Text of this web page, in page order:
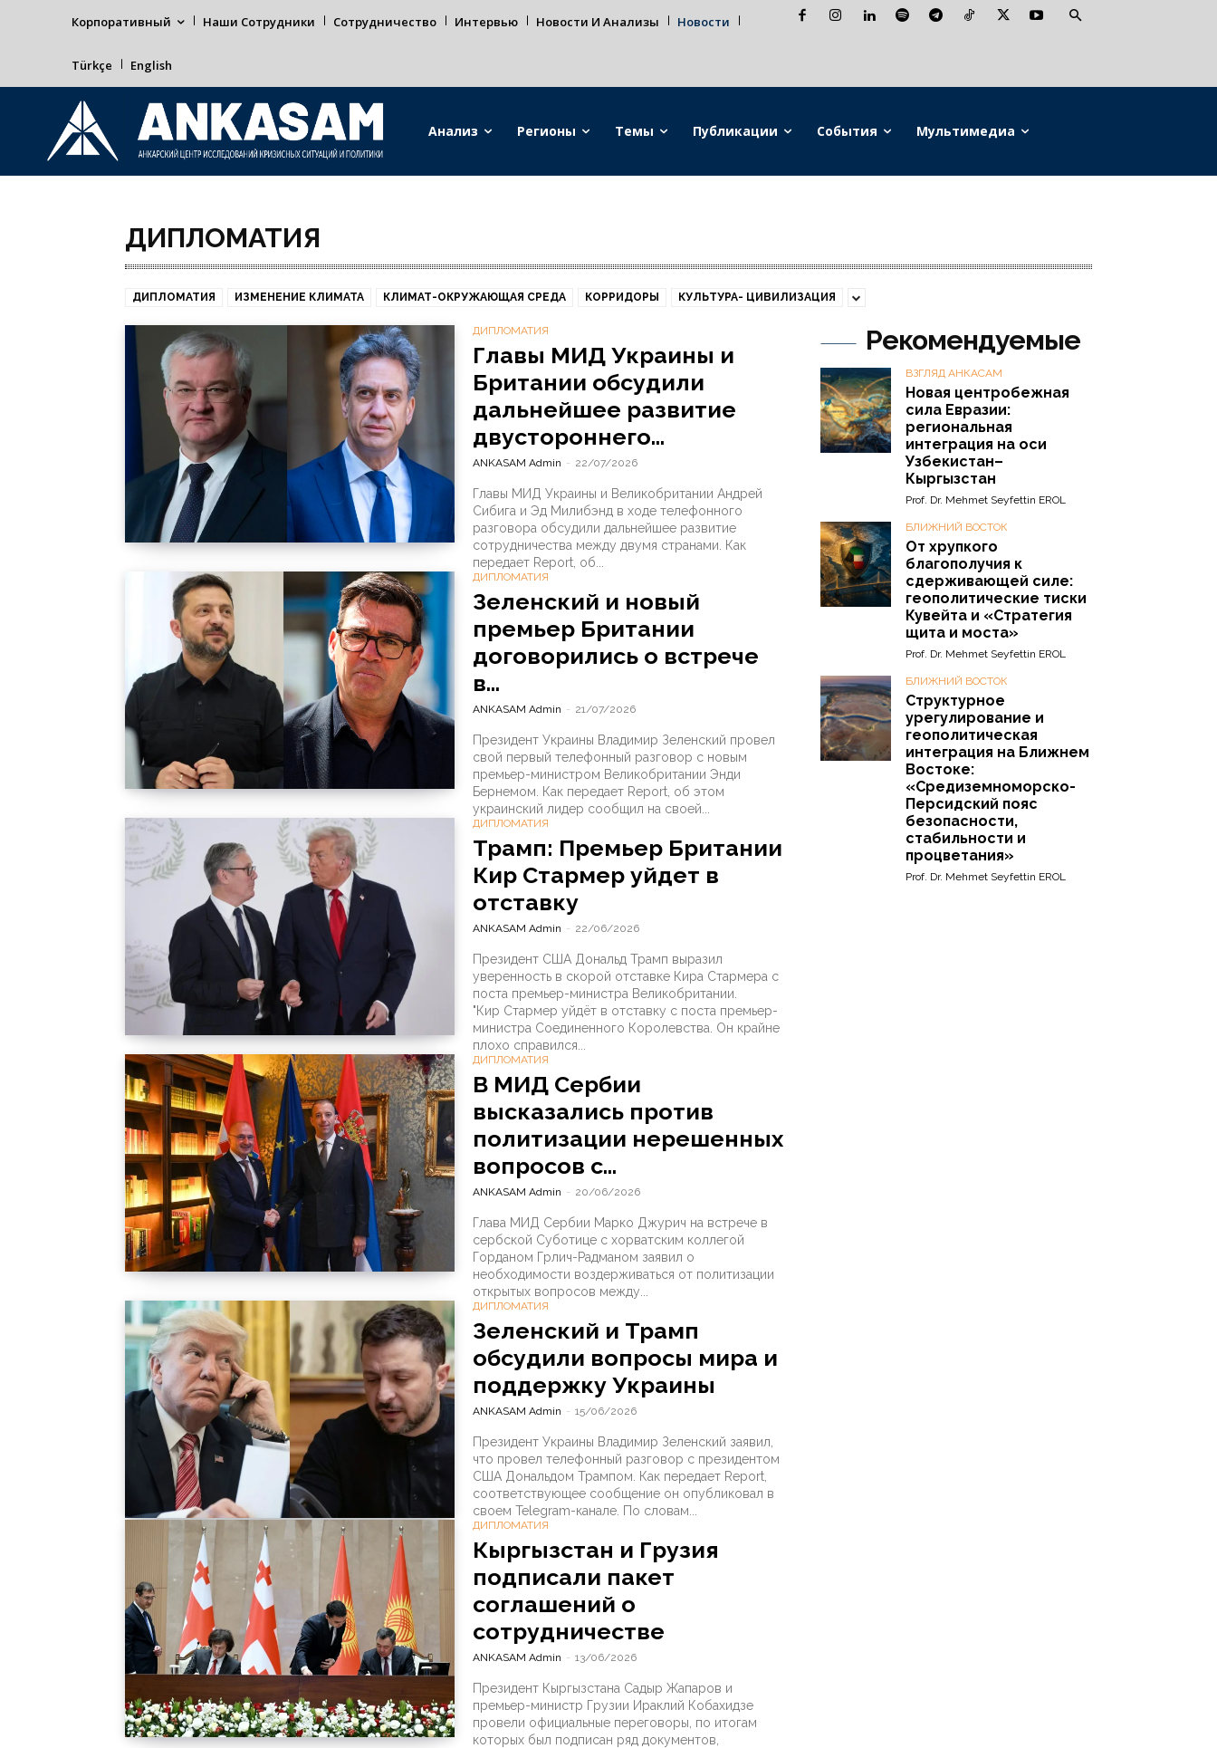
Корпоративный Наши Сотрудники Сотрудничество Интервью Новости И Анализы Новости
Türkçe English
Анализ Регионы Темы Публикации События Мультимедиа
ДИПЛОМАТИЯ
ДИПЛОМАТИЯ ИЗМЕНЕНИЕ КЛИМАТА КЛИМАТ-ОКРУЖАЮЩАЯ СРЕДА КОРРИДОРЫ КУЛЬТУРА- ЦИВИЛИЗАЦИЯ
ДИПЛОМАТИЯ
Главы МИД Украины и
Британии обсудили
дальнейшее развитие
двустороннего...
ANKASAM Admin - 22/07/2026
Главы МИД Украины и Великобритании Андрей
Сибига и Эд Милибэнд в ходе телефонного
разговора обсудили дальнейшее развитие
сотрудничества между двумя странами. Как
передает Report, об...
ДИПЛОМАТИЯ
Зеленский и новый
премьер Британии
договорились о встрече
в...
ANKASAM Admin - 21/07/2026
Президент Украины Владимир Зеленский провел
свой первый телефонный разговор с новым
премьер-министром Великобритании Энди
Бернемом. Как передает Report, об этом
украинский лидер сообщил на своей...
ДИПЛОМАТИЯ
Трамп: Премьер Британии
Кир Стармер уйдет в
отставку
ANKASAM Admin - 22/06/2026
Президент США Дональд Трамп выразил
уверенность в скорой отставке Кира Стармера с
поста премьер-министра Великобритании.
"Кир Стармер уйдёт в отставку с поста премьер-
министра Соединенного Королевства. Он крайне
плохо справился...
ДИПЛОМАТИЯ
В МИД Сербии
высказались против
политизации нерешенных
вопросов с...
ANKASAM Admin - 20/06/2026
Глава МИД Сербии Марко Джурич на встрече в
сербской Суботице с хорватским коллегой
Горданом Грлич-Радманом заявил о
необходимости воздерживаться от политизации
открытых вопросов между...
ДИПЛОМАТИЯ
Зеленский и Трамп
обсудили вопросы мира и
поддержку Украины
ANKASAM Admin - 15/06/2026
Президент Украины Владимир Зеленский заявил,
что провел телефонный разговор с президентом
США Дональдом Трампом. Как передает Report,
соответствующее сообщение он опубликовал в
своем Telegram-канале. По словам...
ДИПЛОМАТИЯ
Кыргызстан и Грузия
подписали пакет
соглашений о
сотрудничестве
ANKASAM Admin - 13/06/2026
Президент Кыргызстана Садыр Жапаров и
премьер-министр Грузии Ираклий Кобахидзе
провели официальные переговоры, по итогам
которых был подписан ряд документов,
Рекомендуемые
ВЗГЛЯД АНКАСАМ
Новая центробежная
сила Евразии:
региональная
интеграция на оси
Узбекистан–
Кыргызстан
Prof. Dr. Mehmet Seyfettin EROL
БЛИЖНИЙ ВОСТОК
От хрупкого
благополучия к
сдерживающей силе:
геополитические тиски
Кувейта и «Стратегия
щита и моста»
Prof. Dr. Mehmet Seyfettin EROL
БЛИЖНИЙ ВОСТОК
Структурное
урегулирование и
геополитическая
интеграция на Ближнем
Востоке:
«Средиземноморско-
Персидский пояс
безопасности,
стабильности и
процветания»
Prof. Dr. Mehmet Seyfettin EROL